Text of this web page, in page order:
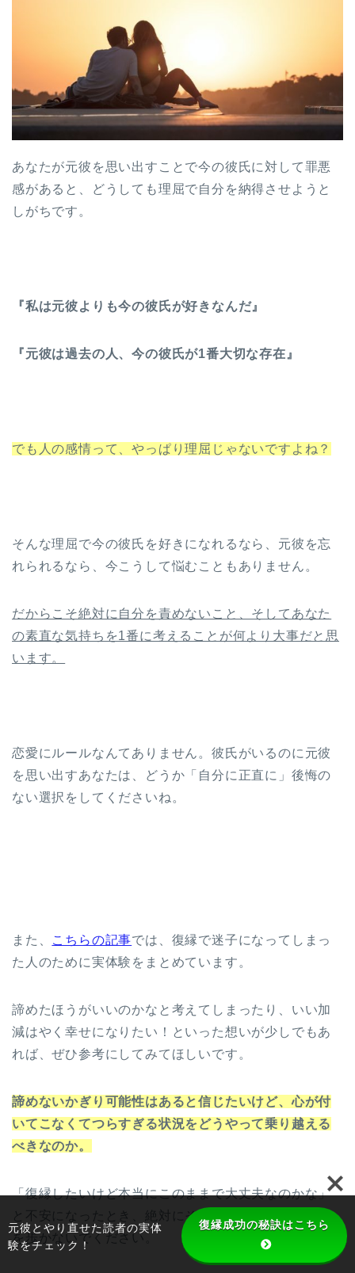
あなたが元彼を思い出すことで今の彼氏に対して罪悪
感があると、どうしても理屈で自分を納得させようと
しがちです。
『私は元彼よりも今の彼氏が好きなんだ』
『元彼は過去の人、今の彼氏が1番大切な存在』
でも人の感情って、やっぱり理屈じゃないですよね？
そんな理屈で今の彼氏を好きになれるなら、元彼を忘
れられるなら、今こうして悩むこともありません。
だからこそ絶対に自分を責めないこと、そしてあなた
の素直な気持ちを1番に考えることが何より大事だと思
います。
恋愛にルールなんてありません。彼氏がいるのに元彼
を思い出すあなたは、どうか「自分に正直に」後悔の
ない選択をしてくださいね。
また、 こちらの記事では、復縁で迷子になってしまっ
た人のために実体験をまとめています。
諦めたほうがいいのかなと考えてしまったり、いい加
減はやく幸せになりたい！といった想いが少しでもあ
れば、ぜひ参考にしてみてほしいです。
諦めないかぎり可能性はあると信じたいけど、心が付
いてこなくてつらすぎる状況をどうやって乗り越える
べきなのか。
「復縁したいけど本当にこのままで大丈夫なのかな」
と不安になったとき、絶対にその気持ちのまま辛い道
を歩かないでください。
元彼とやり直せた読者の実体
験をチェック！
復縁成功の秘訣はこちら